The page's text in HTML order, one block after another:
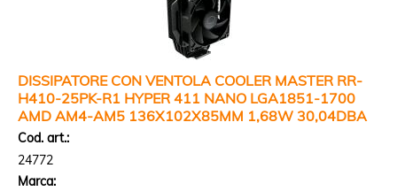
DISSIPATORE CON VENTOLA COOLER MASTER RR-
H410-25PK-R1 HYPER 411 NANO LGA1851-1700
AMD AM4-AM5 136X102X85MM 1,68W 30,04DBA
Cod. art.:
24772
Marca: